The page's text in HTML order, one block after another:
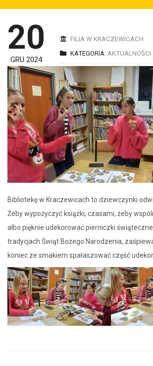
20
GRU 2024
FILIA W KRACZEWICACH
KATEGORIA: AKTUALNOŚCI
Bibliotekę w Kraczewicach to dziewczynki
Żeby wypożyczyć książki, czasami, żeby
albo pięknie udekorować pierniczki
tradycjach Świąt Bożego Narodzenia,
koniec ze smakiem spałaszować część